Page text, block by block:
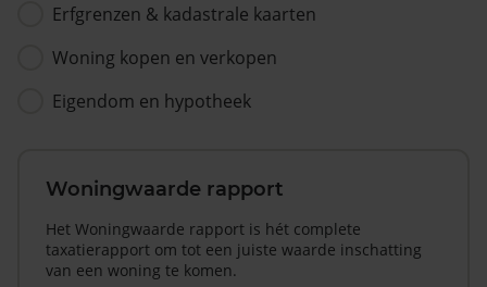
Erfgrenzen & kadastrale kaarten
Woning kopen en verkopen
Eigendom en hypotheek
Woningwaarde rapport
Het Woningwaarde rapport is hét complete
taxatierapport om tot een juiste waarde inschatting
van een woning te komen.